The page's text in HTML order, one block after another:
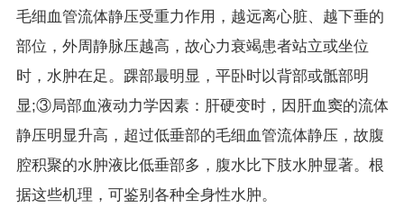
毛细血管流体静压受重力作用，越远离心脏、越下垂的
部位，外周静脉压越高，故心力衰竭患者站立或坐位
时，水肿在足。踝部最明显，平卧时以背部或骶部明
显;③局部血液动力学因素：肝硬变时，因肝血窦的流体
静压明显升高，超过低垂部的毛细血管流体静压，故腹
腔积聚的水肿液比低垂部多，腹水比下肢水肿显著。根
据这些机理，可鉴别各种全身性水肿。